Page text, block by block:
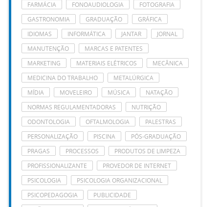
FARMÁCIA
FONOAUDIOLOGIA
FOTOGRAFIA
GASTRONOMIA
GRADUAÇÃO
GRÁFICA
IDIOMAS
INFORMÁTICA JANTAR
JORNAL
MANUTENÇÃO
MARCAS E PATENTES
MARKETING
MATERIAIS ELÉTRICOS
MECÂNICA
MEDICINA DO TRABALHO
METALÚRGICA
MÍDIA
MOVELEIRO MÚSICA
NATAÇÃO
NORMAS REGULAMENTADORAS
NUTRIÇÃO
ODONTOLOGIA
OFTALMOLOGIA
PALESTRAS
PERSONALIZAÇÃO
PISCINA
PÓS-GRADUAÇÃO
PRAGAS
PROCESSOS
PRODUTOS DE LIMPEZA
PROFISSIONALIZANTE
PROVEDOR DE INTERNET
PSICOLOGIA
PSICOLOGIA ORGANIZACIONAL
PSICOPEDAGOGIA
PUBLICIDADE